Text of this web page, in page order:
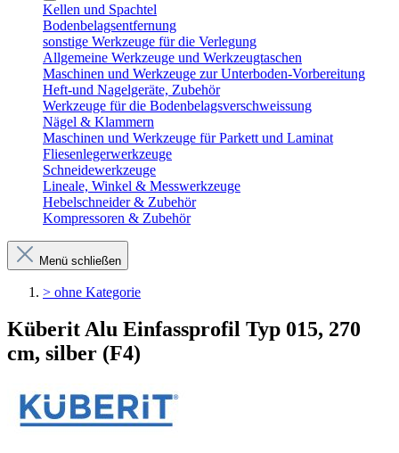
Kellen und Spachtel
Bodenbelagsentfernung
sonstige Werkzeuge für die Verlegung
Allgemeine Werkzeuge und Werkzeugtaschen
Maschinen und Werkzeuge zur Unterboden-Vorbereitung
Heft-und Nagelgeräte, Zubehör
Werkzeuge für die Bodenbelagsverschweissung
Nägel & Klammern
Maschinen und Werkzeuge für Parkett und Laminat
Fliesenlegerwerkzeuge
Schneidewerkzeuge
Lineale, Winkel & Messwerkzeuge
Hebelschneider & Zubehör
Kompressoren & Zubehör
Menü schließen
> ohne Kategorie
Küberit Alu Einfassprofil Typ 015, 270
cm, silber (F4)